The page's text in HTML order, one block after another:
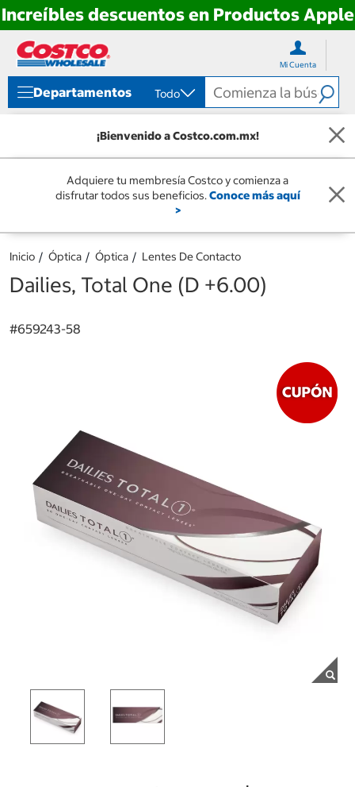
Increíbles descuentos en Productos Apple
directo
contenido
directo
menú
navegación
Mi Cuenta
Departamentos Todo
¡Bienvenido a Costco.com.mx!
Adquiere tu membresía Costco y comienza a
disfrutar todos sus beneficios.Conoce más aquí
>
Inicio Óptica Óptica Lentes De Contacto
Dailies, Total One (D +6.00)
#659243-58